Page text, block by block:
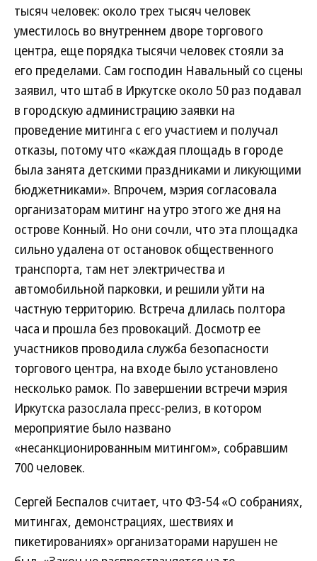
тысяч человек: около трех тысяч человек
уместилось во внутреннем дворе торгового
центра, еще порядка тысячи человек стояли за
его пределами. Сам господин Навальный со сцены
заявил, что штаб в Иркутске около 50 раз подавал
в городскую администрацию заявки на
проведение митинга с его участием и получал
отказы, потому что «каждая площадь в городе
была занята детскими праздниками и ликующими
бюджетниками». Впрочем, мэрия согласовала
организаторам митинг на утро этого же дня на
острове Конный. Но они сочли, что эта площадка
сильно удалена от остановок общественного
транспорта, там нет электричества и
автомобильной парковки, и решили уйти на
частную территорию. Встреча длилась полтора
часа и прошла без провокаций. Досмотр ее
участников проводила служба безопасности
торгового центра, на входе было установлено
несколько рамок. По завершении встречи мэрия
Иркутска разослала пресс-релиз, в котором
мероприятие было названо
«несанкционированным митингом», собравшим
700 человек.
Сергей Беспалов считает, что ФЗ-54 «О собраниях,
митингах, демонстрациях, шествиях и
пикетированиях» организаторами нарушен не